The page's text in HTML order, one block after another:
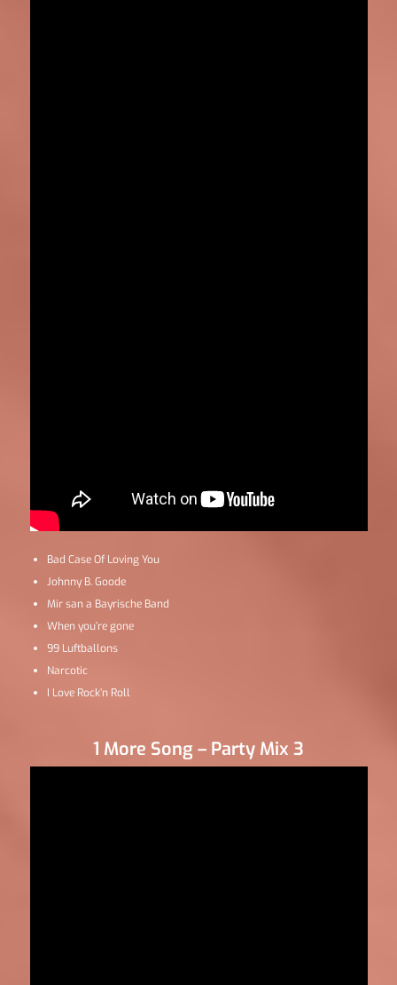
Bad Case Of Loving You
Johnny B. Goode
Mir san a Bayrische Band
When you’re gone
99 Luftballons
Narcotic
I Love Rock’n Roll
1 More Song – Party Mix 3